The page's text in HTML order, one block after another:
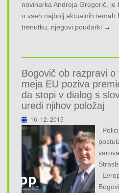
novinarka Andreja Gregorič, je
o vseh najbolj aktualnih temah
trenutku, njegovi poudarki →
Bogovič ob razpravi
meja EU poziva
da stopi v dialog s
uredi njihov položaj
16. 12. 2015